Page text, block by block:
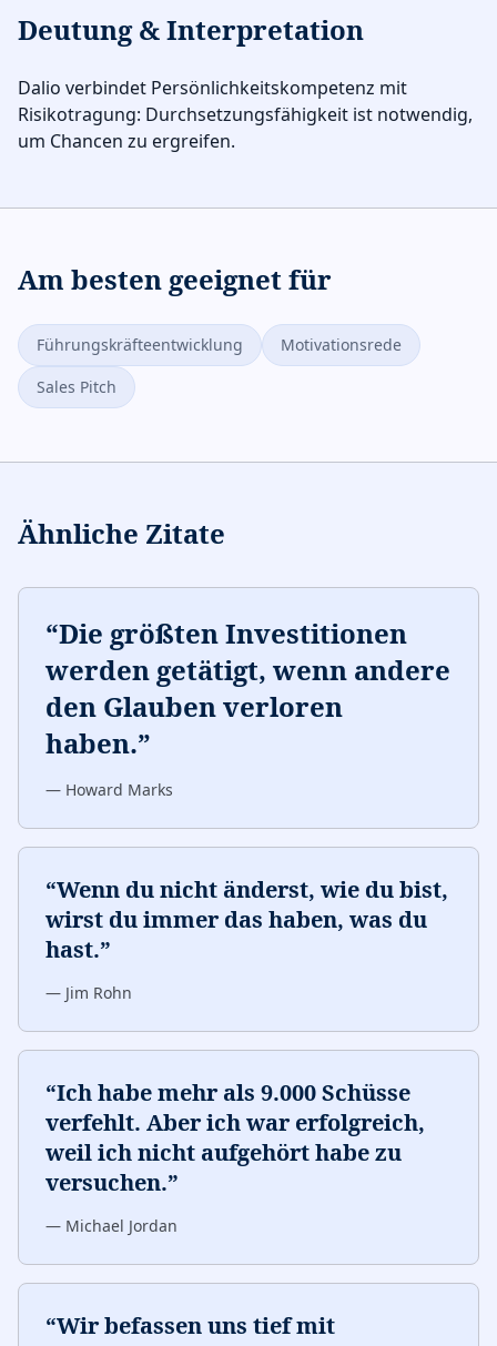
Deutung & Interpretation
Dalio verbindet Persönlichkeitskompetenz mit
Risikotragung: Durchsetzungsfähigkeit ist notwendig,
um Chancen zu ergreifen.
Am besten geeignet für
Führungskräfteentwicklung
Motivationsrede
Sales Pitch
Ähnliche Zitate
“Die größten Investitionen
werden getätigt, wenn andere
den Glauben verloren
haben.”
— Howard Marks
“Wenn du nicht änderst, wie du bist,
wirst du immer das haben, was du
hast.”
— Jim Rohn
“Ich habe mehr als 9.000 Schüsse
verfehlt. Aber ich war erfolgreich,
weil ich nicht aufgehört habe zu
versuchen.”
— Michael Jordan
“Wir befassen uns tief mit